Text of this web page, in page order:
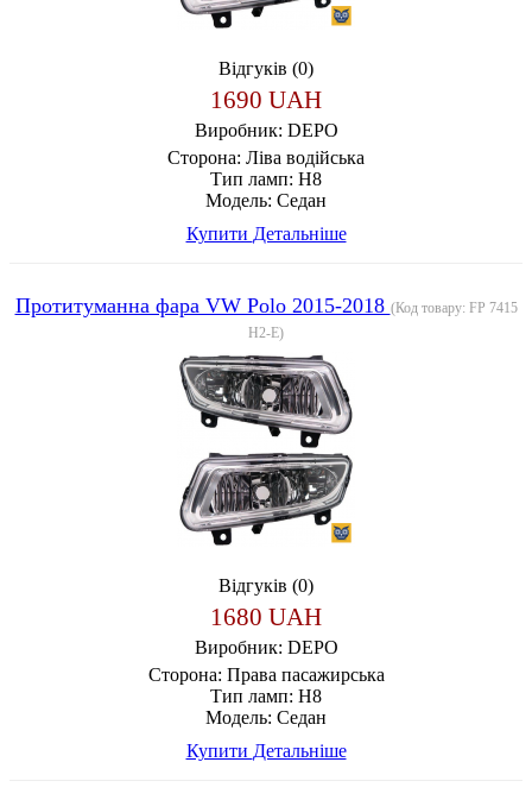
Відгуків (0)
1690 UAH
Виробник: DEPO
Сторона: Ліва водійська
Тип ламп: H8
Модель: Седан
Купити Детальніше
Протитуманна фара VW Polo 2015-2018 (Код товару: FP 7415
H2-E)
Відгуків (0)
1680 UAH
Виробник: DEPO
Сторона: Права пасажирська
Тип ламп: H8
Модель: Седан
Купити Детальніше